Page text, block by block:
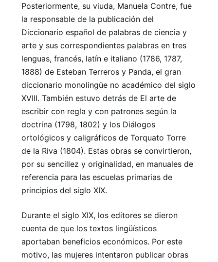
Posteriormente, su viuda, Manuela Contre, fue
la responsable de la publicación del
Diccionario español de palabras de ciencia y
arte y sus correspondientes palabras en tres
lenguas, francés, latín e italiano (1786, 1787,
1888) de Esteban Terreros y Panda, el gran
diccionario monolingüe no académico del siglo
XVIII. También estuvo detrás de El arte de
escribir con regla y con patrones según la
doctrina (1798, 1802) y los Diálogos
ortológicos y caligráficos de Torquato Torre
de la Riva (1804). Estas obras se convirtieron,
por su sencillez y originalidad, en manuales de
referencia para las escuelas primarias de
principios del siglo XIX.
Durante el siglo XIX, los editores se dieron
cuenta de que los textos lingüísticos
aportaban beneficios económicos. Por este
motivo, las mujeres intentaron publicar obras